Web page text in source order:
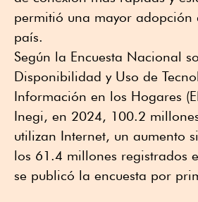
permitió una mayor adopción
país.
Según la Encuesta Nacional
Disponibilidad y Uso de
Información en los Hogares
Inegi, en 2024, 100.2
utilizan Internet, un aumento
los 61.4 millones registrados
se publicó la encuesta por